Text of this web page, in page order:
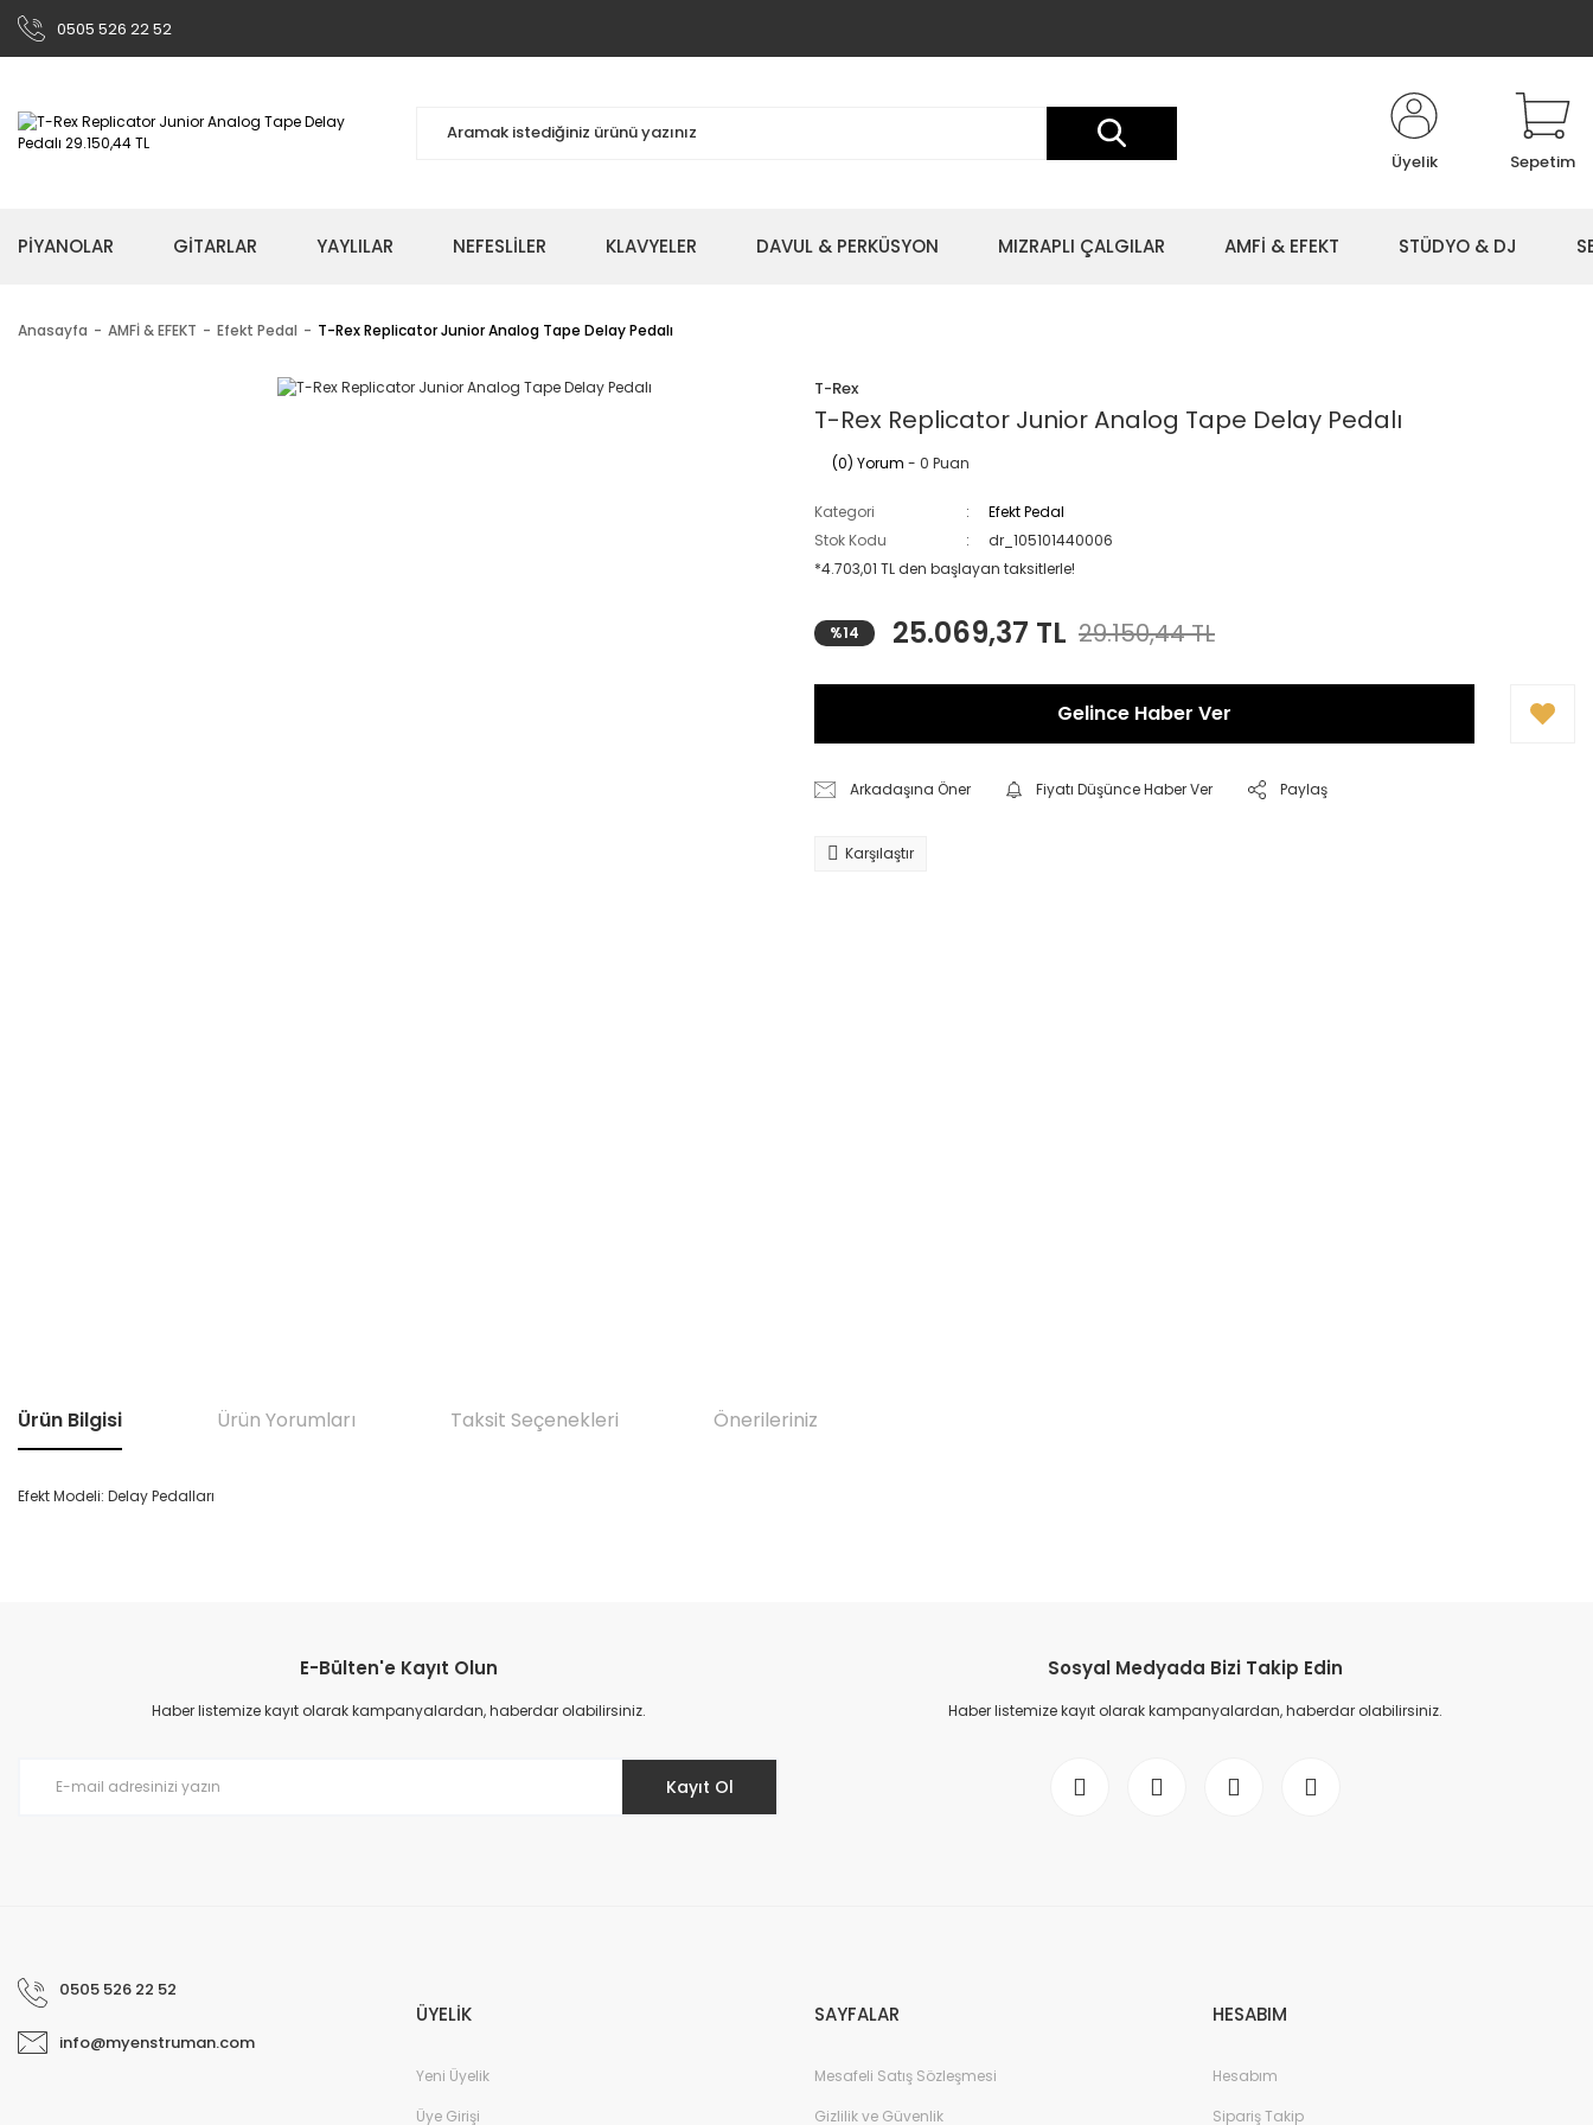
0505 526 22 52
Üyelik Sepetim
PİYANOLAR GİTARLAR YAYLILAR NEFESLİLER KLAVYELER DAVUL & PERKÜSYON MIZRAPLI ÇALGILAR AMFİ & EFEKT STÜDYO & DJ
Anasayfa AMFİ & EFEKT Efekt Pedal T-Rex Replicator Junior Analog Tape Delay Pedalı
T-Rex
T-Rex Replicator Junior Analog Tape Delay Pedalı
(0) Yorum - 0 Puan
Kategori
Efekt Pedal
Stok Kodu
dr_105101440006
*4.703,01 TL den başlayan taksitlerle!
%14 25.069,37 TL 29.150,44 TL
Gelince Haber Ver
Arkadaşına Öner Fiyatı Düşünce Haber Ver Paylaş
Karşılaştır
Ürün Bilgisi Ürün Yorumları Taksit Seçenekleri Önerileriniz
Efekt Modeli: Delay Pedalları
Ürün resmi kalitesiz, bozuk veya görüntülenemiyor.
Ürün açıklamasında eksik bilgiler bulunuyor.
E-Bülten'e Kayıt Olun
Haber listemize kayıt olarak kampanyalardan, haberdar olabilirsiniz.
Kayıt Ol
Sosyal Medyada Bizi Takip Edin
Haber listemize kayıt olarak kampanyalardan, haberdar olabilirsiniz.
0505 526 22 52
info@myenstruman.com
ÜYELİK
Yeni Üyelik
Üye Girişi
SAYFALAR
Mesafeli Satış Sözleşmesi
Gizlilik ve Güvenlik
HESABIM
Hesabım
Sipariş Takip